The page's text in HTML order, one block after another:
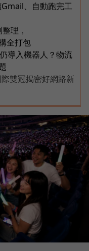
、自動跑完工
理，
全打包
導入機器人？物流
雙冠揭密好網路新